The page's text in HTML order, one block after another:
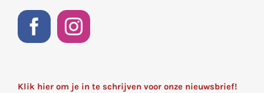
Klik hier om je in te schrijven voor onze nieuwsbrief!